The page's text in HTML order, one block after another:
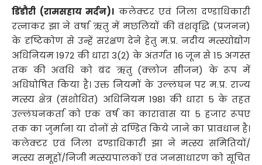
डिंडौरी (रामसहाय मर्दन)। कलेक्टर एवं जिला दण्डाधिकारी
रत्नाकर झा ने वर्षा ऋतु में मछलियों की वंशवृद्धि (प्रजनन)
के दृष्टिकोण से उन्हें सरंक्षण देने हेतु म.प्र. नदीय मत्स्योद्योग
अधिनियम 1972 की धारा 3(2) के अंतर्गत 16 जून से 15 अगस्त
तक की अवधि को बंद ऋतु (क्लोज सीजन) के रूप में
अधिघोषित किया है। उक्त नियमों के उल्लंघन पर म.प्र. राज्य
मत्स्य क्षेत्र (संशोधित) अधिनियम 1981 की धारा 5 के तहत
उल्लंघनकर्ता को एक वर्ष का कारावास या 5 हजार रूपए
तक का जुर्माना या दोनों से दण्डित किये जाने का प्रावधान है।
कलेक्टर एवं जिला दण्डाधिकारी झा ने मत्स्य समितियों/
मत्स्य समूहों/निजी मत्स्यपालकों एवं जनसाधारण को सूचित